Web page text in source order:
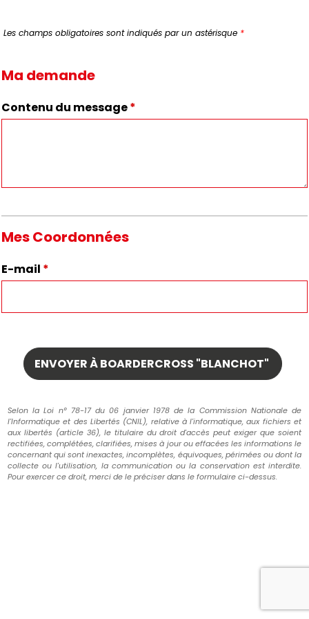
Les champs obligatoires sont indiqués par un astérisque *
Ma demande
Contenu du message*
Mes Coordonnées
E-mail *
Selon la Loi n° 78-17 du 06 janvier 1978 de la Commission Nationale de
l'Informatique et des Libertés (CNIL), relative à l'informatique, aux fichiers et
aux libertés (article 36), le titulaire du droit d'accès peut exiger que soient
rectifiées, complétées, clarifiées, mises à jour ou effacées les informations le
concernant qui sont inexactes, incomplètes, équivoques, périmées ou dont la
collecte ou l'utilisation, la communication ou la conservation est interdite.
Pour exercer ce droit, merci de le préciser dans le formulaire ci-dessus.